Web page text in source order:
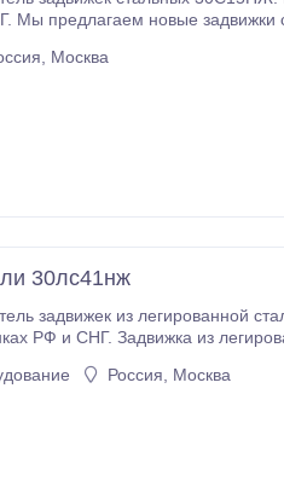
Москва
30лс41нж
задвижек из легированной
РФ и СНГ. Задвижка из
Россия, Москва